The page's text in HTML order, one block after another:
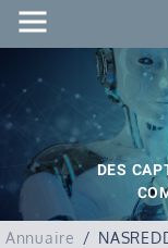
DES
Annuaire